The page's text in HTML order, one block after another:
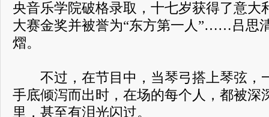
央音乐学院破格录取，十七岁获得了意大
大赛金奖并被誉为“东方第一人”……吕思
熠。
不过，在节目中，当琴弓搭上琴弦，
手底倾泻而出时，在场的每个人，都被深
里，甚至有泪光闪过。